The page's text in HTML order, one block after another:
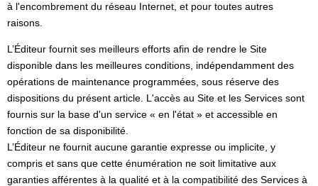
à l'encombrement du réseau Internet, et pour toutes autres
raisons.
L’Éditeur fournit ses meilleurs efforts afin de rendre le Site
disponible dans les meilleures conditions, indépendamment des
opérations de maintenance programmées, sous réserve des
dispositions du présent article. L'accès au Site et les Services sont
fournis sur la base d'un service « en l'état » et accessible en
fonction de sa disponibilité.
L’Éditeur ne fournit aucune garantie expresse ou implicite, y
compris et sans que cette énumération ne soit limitative aux
garanties afférentes à la qualité et à la compatibilité des Services à